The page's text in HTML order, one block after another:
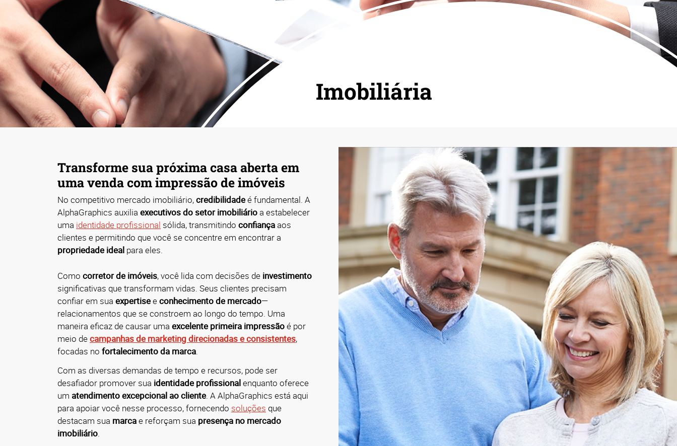
Imobiliária
Transforme sua próxima casa aberta em
uma venda com impressão de imóveis
No competitivo mercado imobiliário,credibilidadeé fundamental. A
AlphaGraphics auxilia executivos do setor imobiliárioa estabelecer
uma identidade profissional sólida, transmitindo confiançaaos
clientes e permitindo que você se concentre em encontrar a
propriedade ideal para eles.
Como corretor de imóveis, você lida com decisões de investimento
significativas que transformam vidas. Seus clientes precisam
confiar em sua expertiseeconhecimento de mercado—
relacionamentos que se constroem ao longo do tempo. Uma
maneira eficaz de causar uma excelente primeira impressãoé por
meio decampanhas de marketing direcionadaseconsistentes,
focadas no fortalecimento da marca.
Com as diversas demandas de tempo e recursos, pode ser
desafiador promover sua identidade profissionalenquanto oferece
um atendimento excepcional ao cliente. A AlphaGraphics está aqui
para apoiar você nesse processo, fornecendo soluções que
destacam sua marcae reforçam sua presença no mercado
imobiliário.